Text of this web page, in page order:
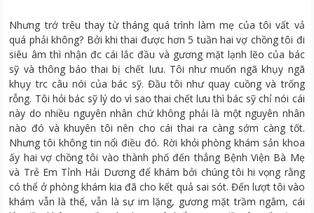
Nhưng trớ trêu thay từ tháng quá trình làm mẹ của tôi vất vả
quá phải không? Bởi khi thai được hơn 5 tuần hai vợ chồng tôi đi
siêu âm thì nhận đc cái lắc đầu và gương mặt lạnh lẽo của bác
sỹ và thông báo thai bị chết lưu. Tôi như muốn ngã khụy ngã
khụy trc câu nói của bác sỹ. Đầu tôi như quay cuồng và trống
rỗng. Tôi hỏi bác sỹ lý do vì sao thai chết lưu thì bác sỹ chỉ nói cái
này do nhiều nguyên nhân chứ không phải là một nguyên nhân
nào đó và khuyên tôi nên cho cái thai ra càng sớm càng tốt.
Nhưng tôi không tin nổi điều đó. Rời khỏi phòng khám sản khoa
ấy hai vợ chồng tôi vào thành phố đến thẳng Bệnh Viện Bà Mẹ
và Trẻ Em Tỉnh Hải Dương để khám bởi chúng tôi hi vọng rằng
có thể ở phòng khám kia đã cho kết quả sai sót. Đến lượt tôi vào
khám vẫn là thế, vẫn là sự im lặng, gương mặt trầm ngâm, cái